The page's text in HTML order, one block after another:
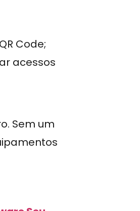
Code;
acessos
Sem um